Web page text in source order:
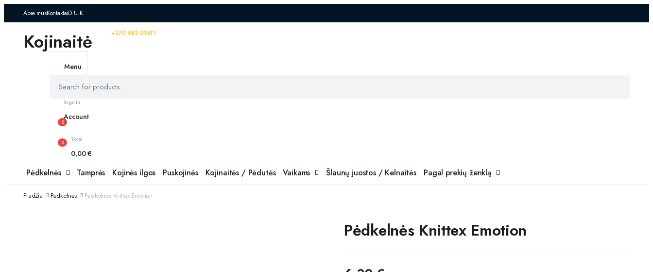
Apie musKontaktaiD.U.K
Turite klausimų? Skambinkite: +370 683 01571
Kojinaitė
Menu
Sign In
Account
0
0 Total
0,00€
Pėdkelnės Tamprės Kojinės ilgos Puskojinės Kojinaitės / Pėdutės Vaikams Šlaunų juostos / Kelnaitės Pagal prekių ženklą
Pradžia Pėdkelnės Pėdkelnės Knittex Emotion
Pėdkelnės Knittex Emotion